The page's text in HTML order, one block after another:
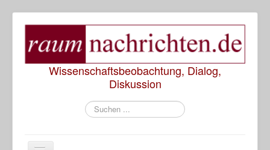
Wissenschaftsbeobachtung, Dialog,
Diskussion